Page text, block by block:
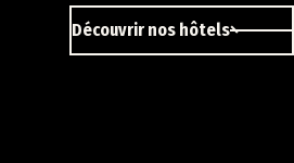
Découvrir nos hôtels